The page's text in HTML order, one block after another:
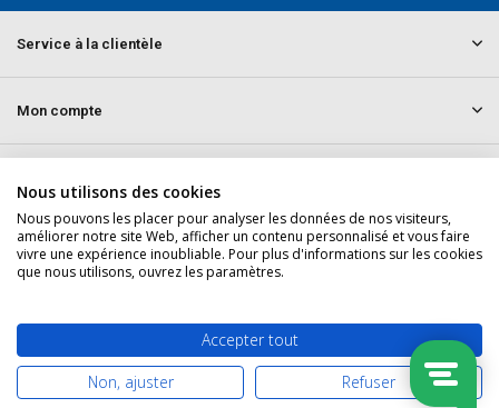
Service à la clientèle
Mon compte
Contact
Nous utilisons des cookies
Nous pouvons les placer pour analyser les données de nos visiteurs,
améliorer notre site Web, afficher un contenu personnalisé et vous faire
vivre une expérience inoubliable. Pour plus d'informations sur les cookies
que nous utilisons, ouvrez les paramètres.
Accepter tout
Non, ajuster
Refuser